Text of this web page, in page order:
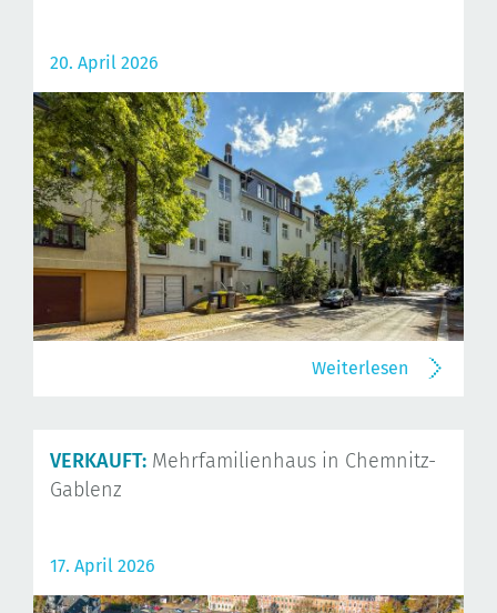
20. April 2026
Weiterlesen
VERKAUFT: Mehrfamilienhaus in Chemnitz-
Gablenz
17. April 2026